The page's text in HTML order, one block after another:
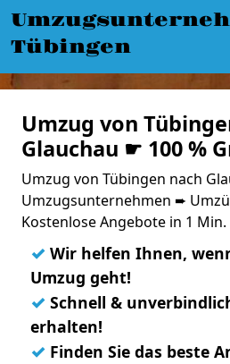
Tübingen
Umzug von
Glauchau ☛ 100 %
Umzug von Tübingen nach
Umzugsunternehmen ➨
Kostenlose Angebote in 1 Min.
✓ Wir helfen Ihnen,
Umzug geht!
✓ Schnell &
erhalten!
✓ Finden Sie das beste